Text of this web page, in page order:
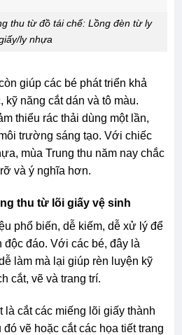
thu từ đồ tái chế: Lồng đèn từ ly
ly nhựa
giúp các bé phát triển khả
kỹ năng cắt dán và tô màu.
thiểu rác thải dùng một lần,
trường sáng tạo. Với chiếc
mùa Trung thu năm nay chắc
và ý nghĩa hơn.
thu từ lõi giấy vệ sinh
phổ biến, dễ kiếm, dễ xử lý để
độc đáo. Với các bé, đây là
làm mà lại giúp rèn luyện kỹ
cắt, vẽ và trang trí.
cắt các miếng lõi giấy thành
vẽ hoặc cắt các họa tiết trang